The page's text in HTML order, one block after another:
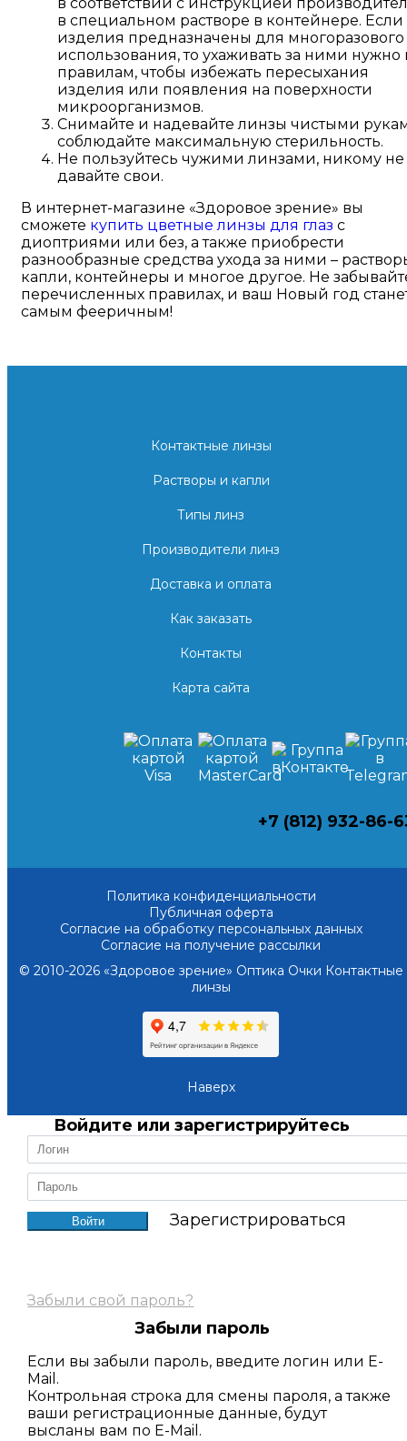
в соответствии с инструкцией
в специальном растворе в контейнере. Если
изделия предназначены для многоразового
использования, то ухаживать за ними нужно
правилам, чтобы избежать пересыхания
изделия или появления на поверхности
микроорганизмов.
Снимайте и надевайте линзы чистыми
соблюдайте максимальную стерильность.
Не пользуйтесь чужими линзами, никому не
давайте свои.
В интернет-магазине «Здоровое зрение» вы
сможете купить цветные линзы для глаз с
диоптриями или без, а также приобрести
разнообразные средства ухода за ними –
капли, контейнеры и многое другое. Не
перечисленных правилах, и ваш Новый год
самым фееричным!
Контактные линзы
Растворы и капли
Типы линз
Производители линз
Доставка и оплата
Как заказать
Контакты
Карта сайта
+7 (812) 932-86-
Политика конфиденциальности
Публичная оферта
Согласие на обработку персональных данных
Согласие на получение рассылки
© 2010-2026 «Здоровое зрение» Оптика Очки Контактные
линзы
Наверх
Войдите или зарегистрируйтесь
Зарегистрироваться
Забыли свой пароль?
Забыли пароль
Если вы забыли пароль, введите логин или E-
Mail.
Контрольная строка для смены пароля, а также
ваши регистрационные данные, будут
высланы вам по E-Mail.